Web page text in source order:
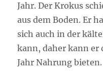
Jahr. Der Krokus
aus dem Boden. Er
sich auch in der
kann, daher kann er
Jahr Nahrung bieten.